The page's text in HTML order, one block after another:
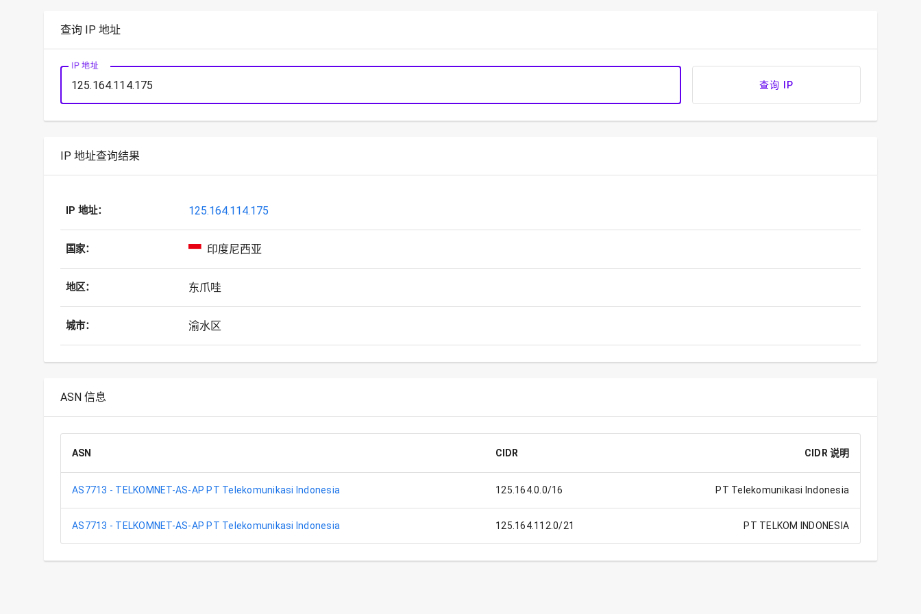
查询 IP 地址
IP 地址
查询 IP
IP 地址查询结果
IP 地址： 125.164.114.175
国家： 印度尼西亚
地区： 东爪哇
城市： 渝水区
ASN 信息
ASN CIDR CIDR 说明
AS7713 - TELKOMNET-AS-AP PT Telekomunikasi Indonesia 125.164.0.0/16 PT Telekomunikasi Indonesia
AS7713 - TELKOMNET-AS-AP PT Telekomunikasi Indonesia 125.164.112.0/21 PT TELKOM INDONESIA